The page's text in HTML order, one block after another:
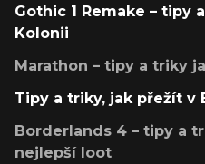
Gothic 1 Remake – tipy
Kolonii
Marathon – tipy a triky
Tipy a triky, jak přežít v
Borderlands 4 – tipy a
nejlepší loot